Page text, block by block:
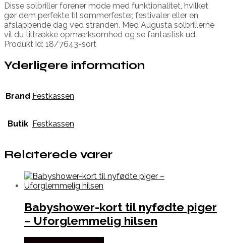
Disse solbriller forener mode med funktionalitet, hvilket
gør dem perfekte til sommerfester, festivaler eller en
afslappende dag ved stranden. Med Augusta solbrillerne
vil du tiltrække opmærksomhed og se fantastisk ud.
Produkt id: 18/7643-sort
Yderligere information
Brand Festkassen
Butik Festkassen
Relaterede varer
Babyshower-kort til nyfødte piger
– Uforglemmelig hilsen